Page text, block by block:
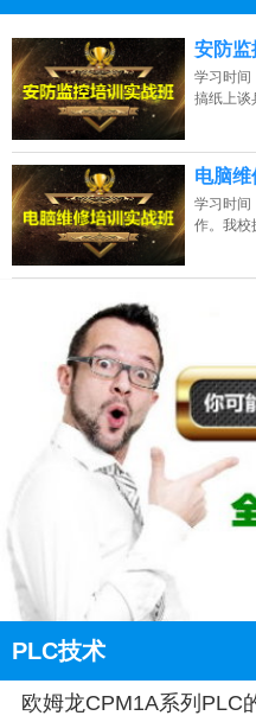
点击免费咨询电话：安防监
学习时间
搞纸上
电脑维
学习时间
作。我
PLC技术
欧姆龙CPM1A系列PLC